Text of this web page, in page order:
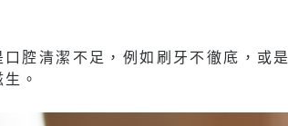
腔清潔不足，例如刷牙不徹底，或是
。